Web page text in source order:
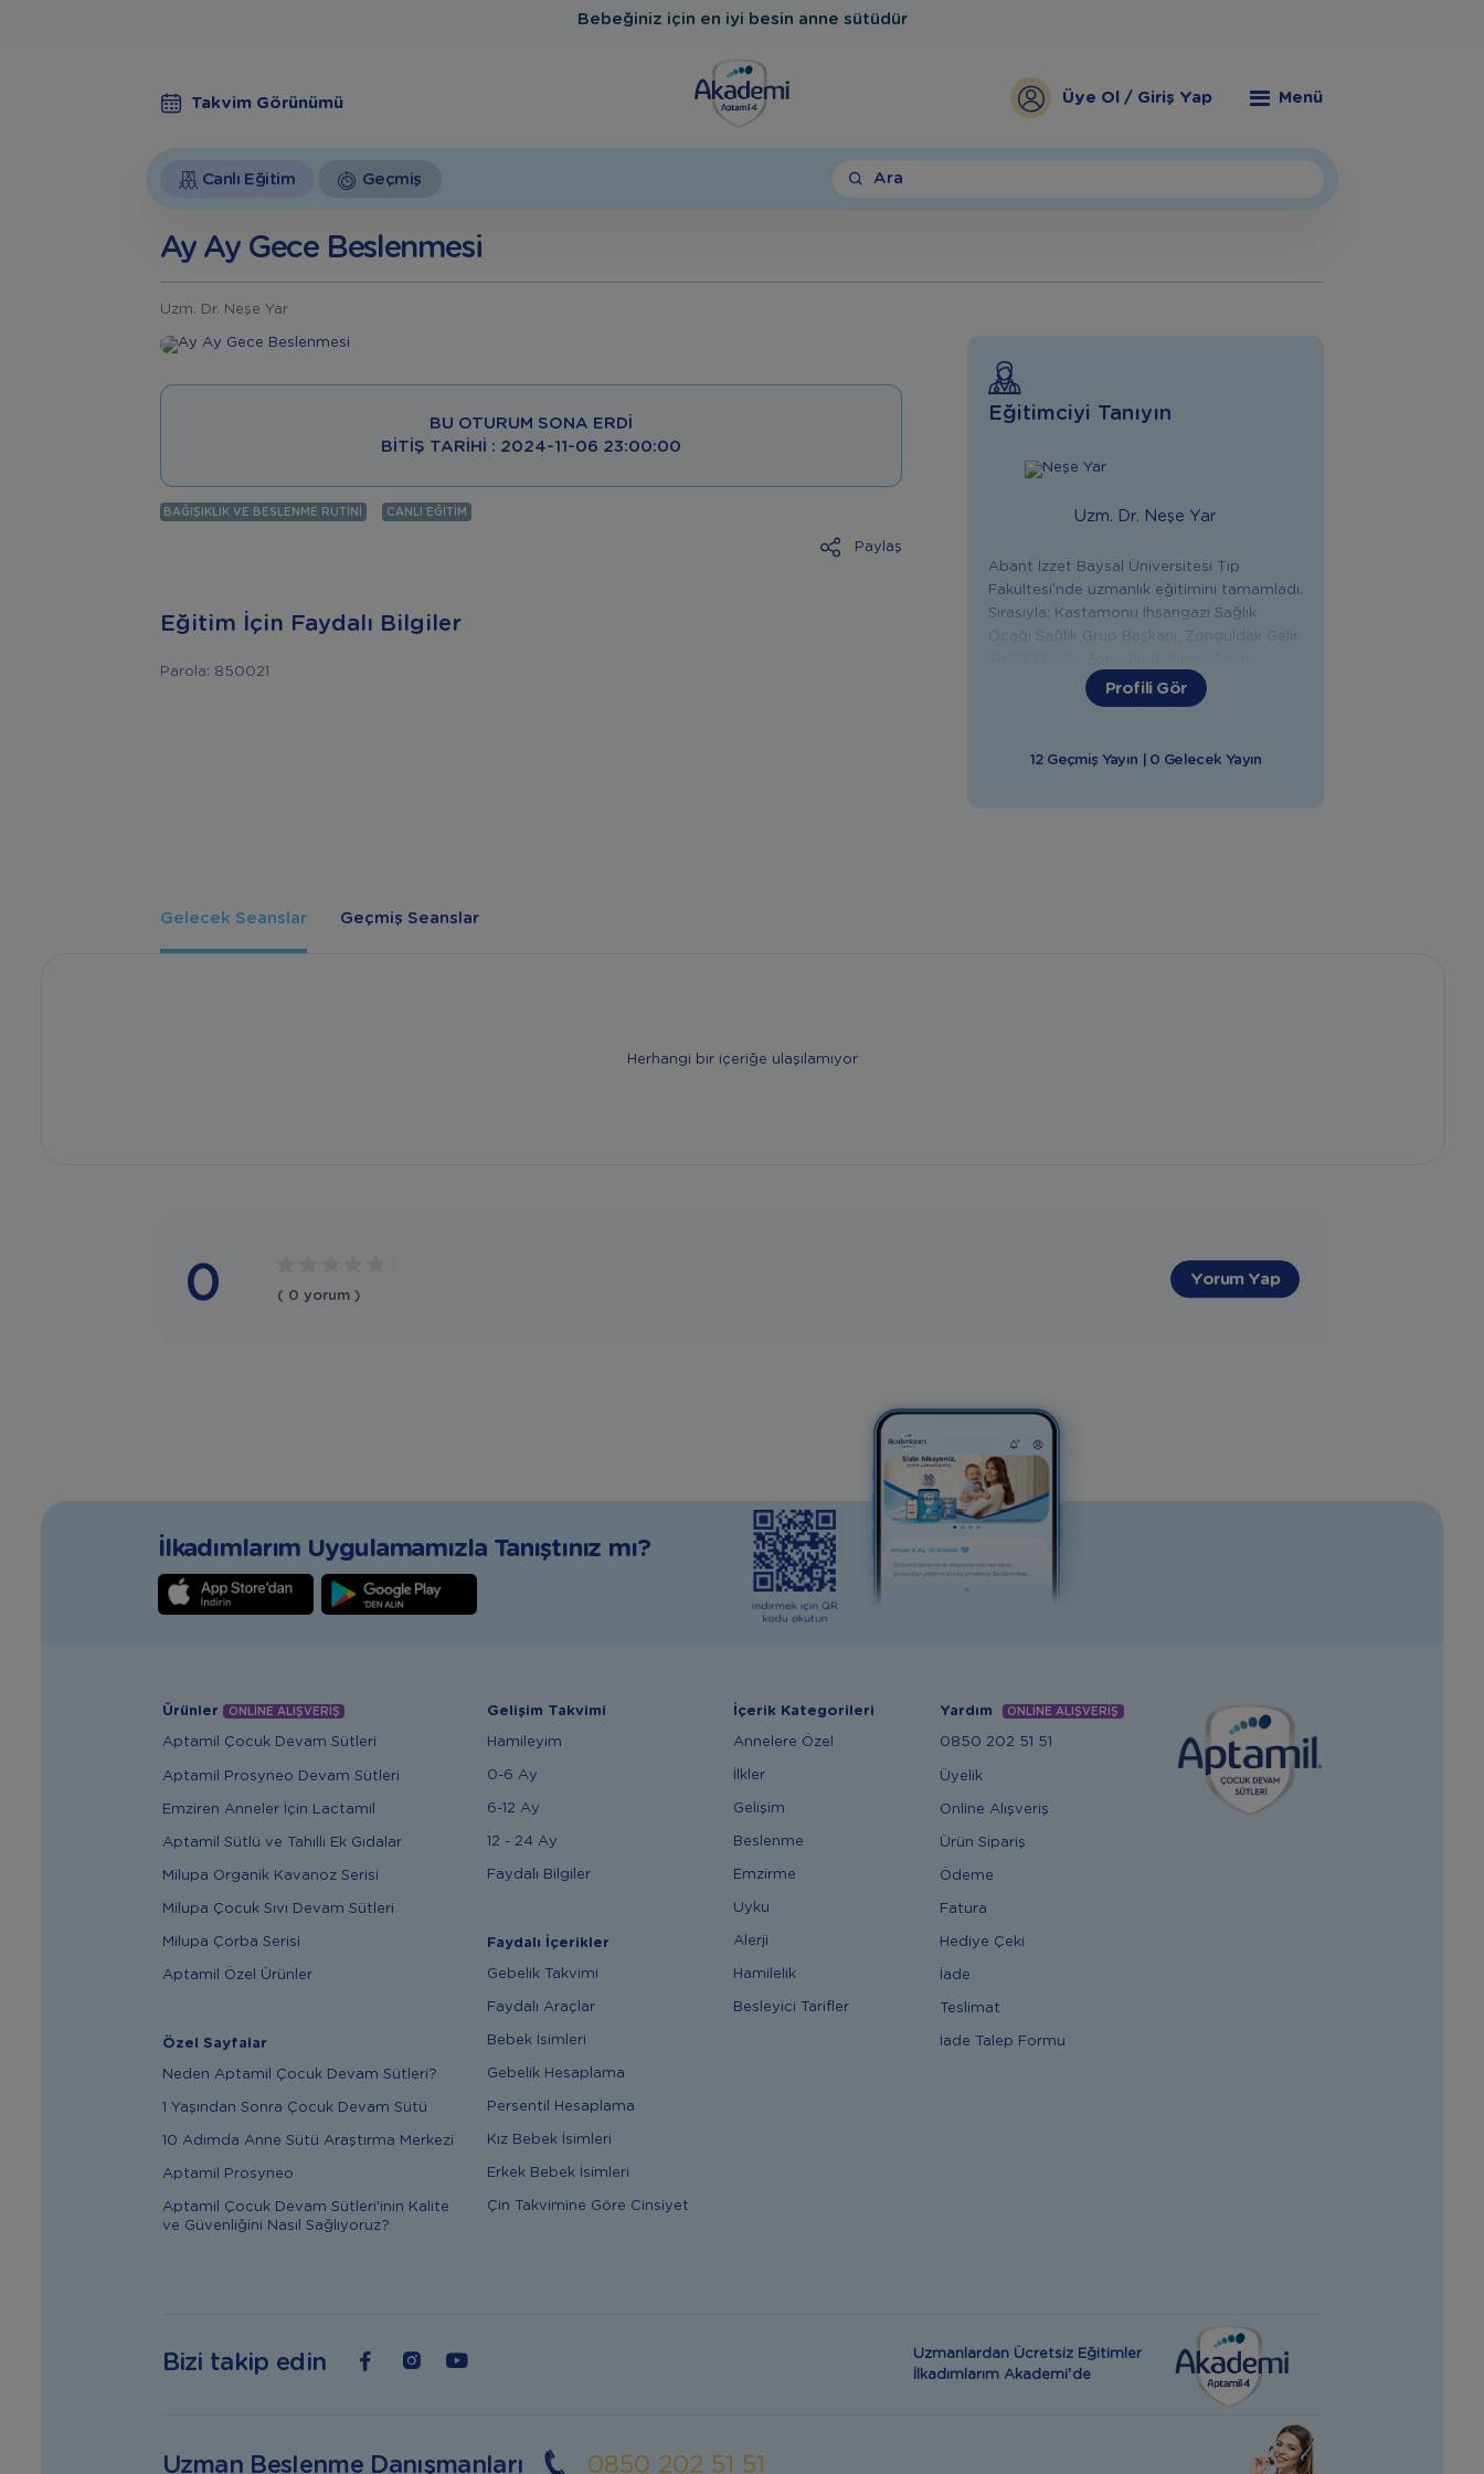
Bebeğiniz için en iyi besin anne sütüdür
Takvim Görünümü Üye Ol / Giriş Yap Menü
Canlı Eğitim Geçmiş Ara
Ay Ay Gece Beslenmesi
Uzm. Dr. Neşe Yar
BU OTURUM SONA ERDI
BITIŞ TARIHI : 2024-11-06 23:00:00
BAĞIŞIKLIK VE BESLENME RUTINI CANLI EĞITIM
Paylaş
Eğitim İçin Faydalı Bilgiler
Parola: 850021
Eğitimciyi Tanıyın
Uzm. Dr. Neşe Yar
Abant İzzet Baysal Üniversitesi Tıp
Fakültesi’nde uzmanlık eğitimini tamamladı.
Sırasıyla; Kastamonu İhsangazi Sağlık
Ocağı Sağlık Grup Başkanı, Zonguldak Gelir
Sağlık Ocağı, Abant İzzet Baysal
Üniversitesi Tıp Fakültesi ve Şanlıurfa
Şu anda İzmir Özel Egepol Hastanesi‘nde
Profili Gör
12 Geçmiş Yayın | 0 Gelecek Yayın
Gelecek Seanslar Geçmiş Seanslar
Herhangi bir içeriğe ulaşılamıyor
0 ( 0 yorum )
Yorum Yap
İlkadımlarım Uygulamamızla Tanıştınız mı?
Ürünler ONLİNE ALIŞVERİŞ
Aptamil Çocuk Devam Sütleri
Aptamil Prosyneo Devam Sütleri
Emziren Anneler İçin Lactamil
Aptamil Sütlü ve Tahıllı Ek Gıdalar
Milupa Organik Kavanoz Serisi
Milupa Çocuk Sıvı Devam Sütleri
Milupa Çorba Serisi
Aptamil Özel Ürünler
Özel Sayfalar
Neden Aptamil Çocuk Devam Sütleri?
1 Yaşından Sonra Çocuk Devam Sütü
10 Adımda Anne Sütü Araştırma Merkezi
Aptamil Prosyneo
Aptamil Çocuk Devam Sütleri'inin Kalite
ve Güvenliğini Nasıl Sağlıyoruz?
Gelişim Takvimi
Hamileyim
0-6 Ay
6-12 Ay
12 - 24 Ay
Faydalı Bilgiler
Faydalı İçerikler
Gebelik Takvimi
Faydalı Araçlar
Bebek İsimleri
Gebelik Hesaplama
Persentil Hesaplama
Kız Bebek İsimleri
Erkek Bebek İsimleri
Çin Takvimine Göre Cinsiyet
İçerik Kategorileri
Annelere Özel
İlkler
Gelişim
Beslenme
Emzirme
Uyku
Alerji
Hamilelik
Besleyici Tarifler
Yardım ONLİNE ALIŞVERİŞ
0850 202 51 51
Üyelik
Online Alışveriş
Ürün Sipariş
Ödeme
Fatura
Hediye Çeki
İade
Teslimat
İade Talep Formu
Bizi takip edin
Uzmanlardan Ücretsiz Eğitimler
İlkadımlarım Akademi’de
Uzman Beslenme Danışmanları 0850 202 51 51